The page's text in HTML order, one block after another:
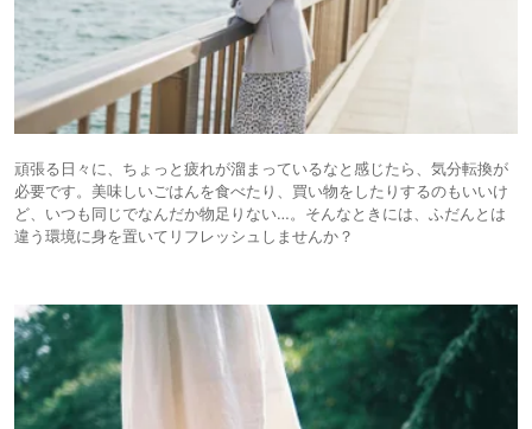
頑張る日々に、ちょっと疲れが溜まっているなと感じたら、気分転換が
必要です。美味しいごはんを食べたり、買い物をしたりするのもいいけ
ど、いつも同じでなんだか物足りない…。そんなときには、ふだんとは
違う環境に身を置いてリフレッシュしませんか？